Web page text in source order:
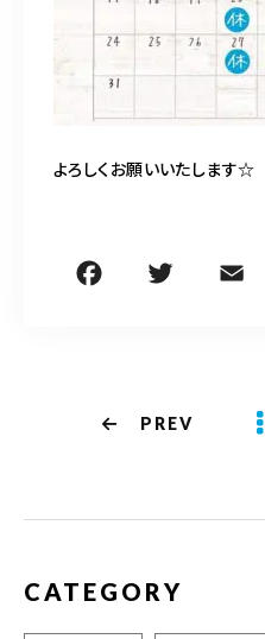
よろしくお願いいたします☆
PREV
CATEGORY